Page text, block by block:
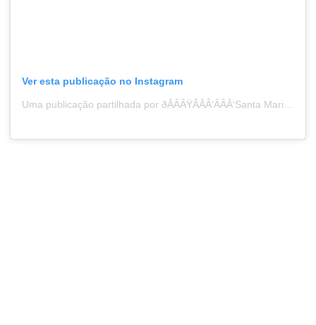
Ver esta publicação no Instagram